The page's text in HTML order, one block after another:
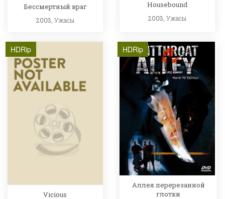
Бессмертный враг
2003, Ужасы
Housebound
2003,Ужасы
HDRip
Vicious
HDRip
Аллея перерезанной
глотки